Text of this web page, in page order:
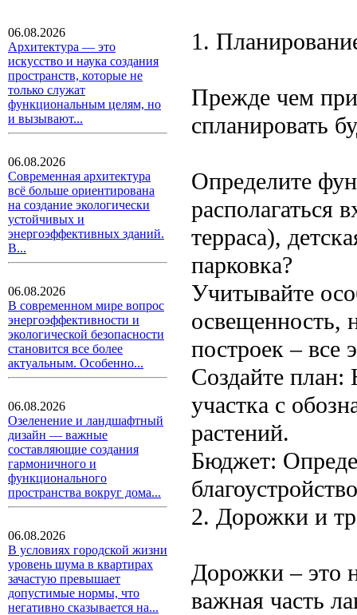
06.08.2026
Архитектура — это
искусство и наука создания
пространств, которые не
только служат
функциональным целям, но
и вызывают...
06.08.2026
Современная архитектура
всё больше ориентирована
на создание экологически
устойчивых и
энергоэффективных зданий.
В...
06.08.2026
В современном мире вопрос
энергоэффективности и
экологической безопасности
становится все более
актуальным. Особенно...
06.08.2026
Озеленение и ландшафтный
дизайн — важные
составляющие создания
гармоничного и
функционального
пространства вокруг дома...
06.08.2026
В условиях городской жизни
уровень шума в квартирах
зачастую превышает
допустимые нормы, что
негативно сказывается на...
1.
Прежде чем
спланировать
Определите
располагаться
терраса),
парковка?
Учитывайте
освещенность,
построек – все
Создайте план:
участка с
растений.
Бюджет:
2. Дорожки и
Дорожки – это
важная часть